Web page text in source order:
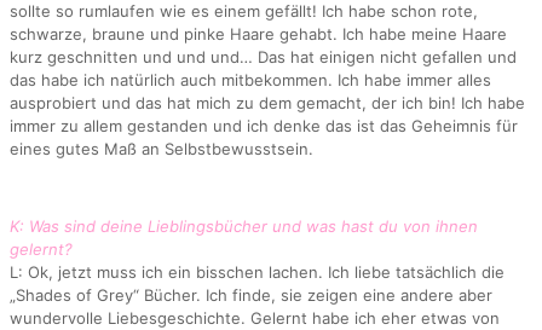
sollte so rumlaufen wie es einem gefällt! Ich habe schon rote,
schwarze, braune und pinke Haare gehabt. Ich habe meine Haare
kurz geschnitten und und und… Das hat einigen nicht gefallen und
das habe ich natürlich auch mitbekommen. Ich habe immer alles
ausprobiert und das hat mich zu dem gemacht, der ich bin! Ich habe
immer zu allem gestanden und ich denke das ist das Geheimnis für
eines gutes Maß an Selbstbewusstsein.
K: Was sind deine Lieblingsbücher und was hast du von ihnen
gelernt?
L: Ok, jetzt muss ich ein bisschen lachen. Ich liebe tatsächlich die
„Shades of Grey“ Bücher. Ich finde, sie zeigen eine andere aber
wundervolle Liebesgeschichte. Gelernt habe ich eher etwas von